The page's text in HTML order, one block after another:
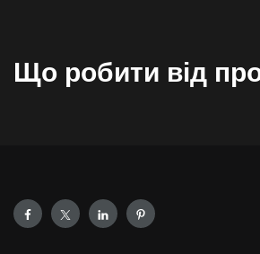
Що робити від